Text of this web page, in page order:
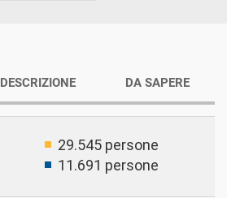
DESCRIZIONE DA SAPERE